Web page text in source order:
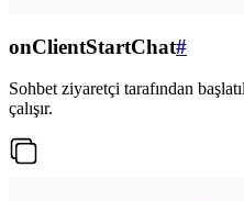
onClientStartChat#
Sohbet ziyaretçi tarafından
çalışır.